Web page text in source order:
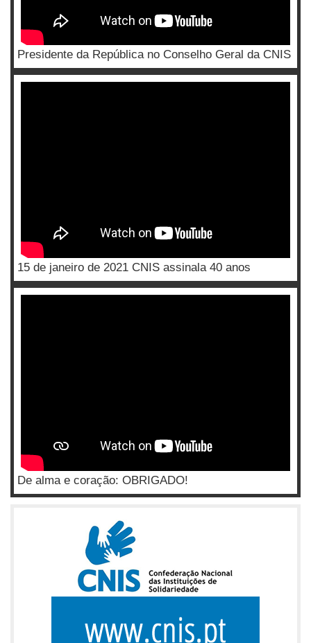
Presidente da República no Conselho Geral da CNIS
15 de janeiro de 2021 CNIS assinala 40 anos
De alma e coração: OBRIGADO!